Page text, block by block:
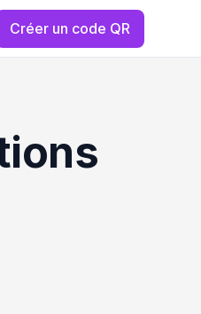
Créer un code QR